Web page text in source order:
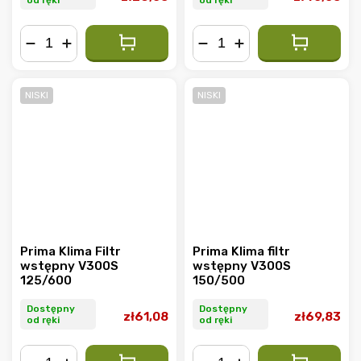
NISKI
Prima Klima Filtr
wstępny V300S
125/600
Dostępny
od ręki
zł61,08
NISKI
Prima Klima filtr
wstępny V300S
150/500
Dostępny
od ręki
zł69,83